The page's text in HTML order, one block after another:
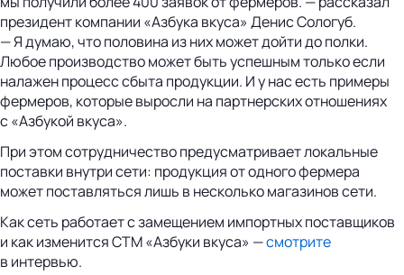
президент компании «Азбука вкуса» Денис Сологуб.
— Я думаю, что половина из них может дойти до полки.
Любое производство может быть успешным только если
налажен процесс сбыта продукции. И у нас есть примеры
фермеров, которые выросли на партнерских отношениях
с «Азбукой вкуса».
При этом сотрудничество предусматривает локальные
поставки внутри сети: продукция от одного фермера
может поставляться лишь в несколько магазинов сети.
Как сеть работает с замещением импортных поставщиков
и как изменится СТМ «Азбуки вкуса» —смотрите
в интервью.